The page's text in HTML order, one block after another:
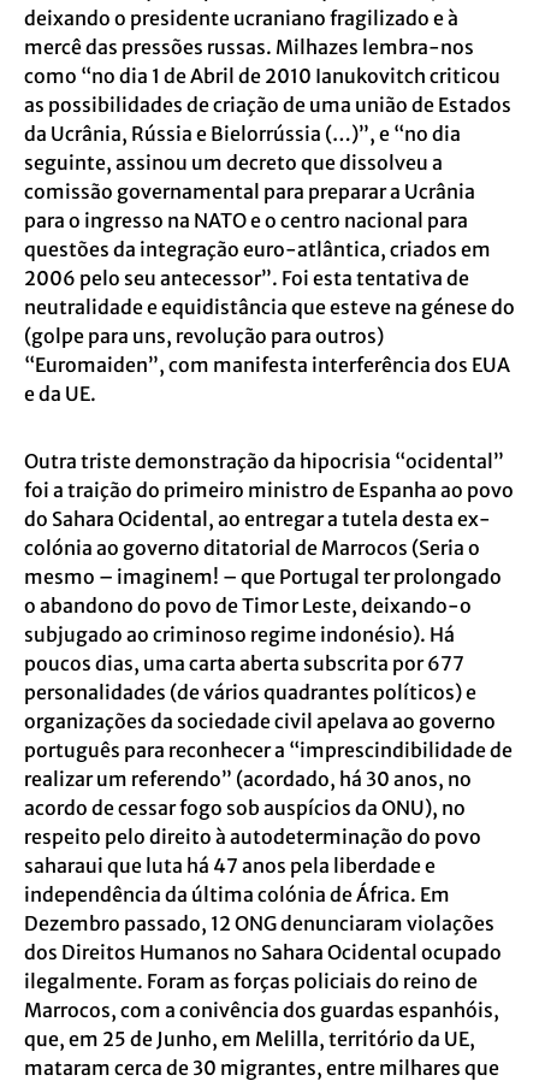
deixando o presidente ucraniano fragilizado e à
mercê das pressões russas. Milhazes lembra-nos
como “no dia 1 de Abril de 2010 Ianukovitch criticou
as possibilidades de criação de uma união de Estados
da Ucrânia, Rússia e Bielorrússia (…)”, e “no dia
seguinte, assinou um decreto que dissolveu a
comissão governamental para preparar a Ucrânia
para o ingresso na NATO e o centro nacional para
questões da integração euro-atlântica, criados em
2006 pelo seu antecessor”. Foi esta tentativa de
neutralidade e equidistância que esteve na génese do
(golpe para uns, revolução para outros)
“Euromaiden”, com manifesta interferência dos EUA
e da UE.
Outra triste demonstração da hipocrisia “ocidental”
foi a traição do primeiro ministro de Espanha ao povo
do Sahara Ocidental, ao entregar a tutela desta ex-
colónia ao governo ditatorial de Marrocos (Seria o
mesmo – imaginem! – que Portugal ter prolongado
o abandono do povo de Timor Leste, deixando-o
subjugado ao criminoso regime indonésio). Há
poucos dias, uma carta aberta subscrita por 677
personalidades (de vários quadrantes políticos) e
organizações da sociedade civil apelava ao governo
português para reconhecer a “imprescindibilidade de
realizar um referendo” (acordado, há 30 anos, no
acordo de cessar fogo sob auspícios da ONU), no
respeito pelo direito à autodeterminação do povo
saharaui que luta há 47 anos pela liberdade e
independência da última colónia de África. Em
Dezembro passado, 12 ONG denunciaram violações
dos Direitos Humanos no Sahara Ocidental ocupado
ilegalmente. Foram as forças policiais do reino de
Marrocos, com a conivência dos guardas espanhóis,
que, em 25 de Junho, em Melilla, território da UE,
mataram cerca de 30 migrantes, entre milhares que